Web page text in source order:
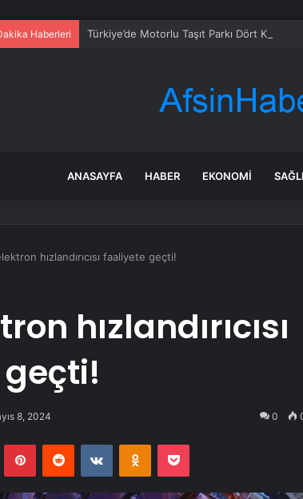
Haberleri Türkiye’de Motorlu Taşıt Parkı Dört Kat
ANASAYFA HABER EKONOMI
hızlandırıcısı faaliyete geçti!
hızlandırıcısı
8, 2024 0
PinterestReddit VKontakteOdnoklassniki
Pocket